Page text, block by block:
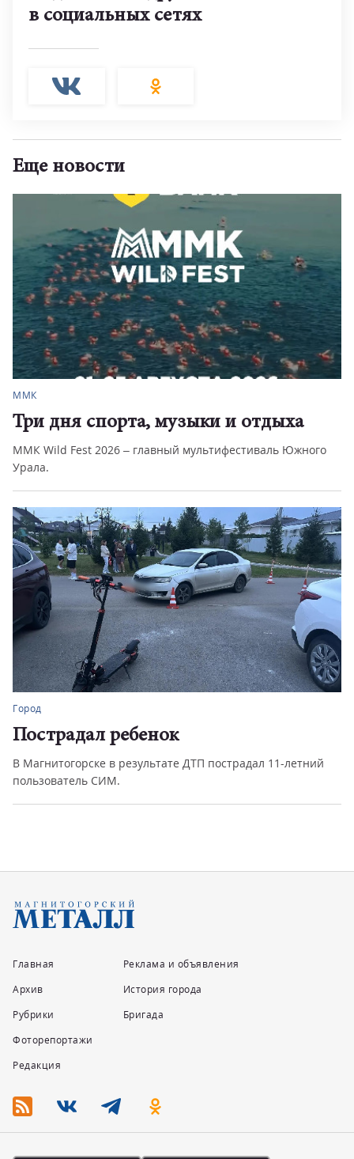
в социальных сетях
Еще новости
ММК
Три дня спорта, музыки и отдыха
ММК Wild Fest 2026 – главный мультифестиваль Южного
Урала.
Город
Пострадал ребенок
В Магнитогорске в результате ДТП пострадал 11-летний
пользователь СИМ.
Главная
Архив
Рубрики
Фоторепортажи
Редакция
Реклама и объявления
История города
Бригада